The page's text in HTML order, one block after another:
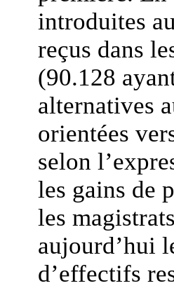
introduites
reçus dans
(90.128
alternatives
orientées
selon
les gains de
les
aujourd’hui
d’effectifs